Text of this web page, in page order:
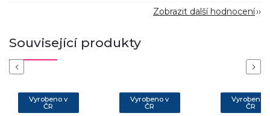
Zobrazit další hodnocení
Související produkty
Previous
Vyrobeno v
ČR
Vyrobeno v
ČR
Vyrobeno v
ČR
Next